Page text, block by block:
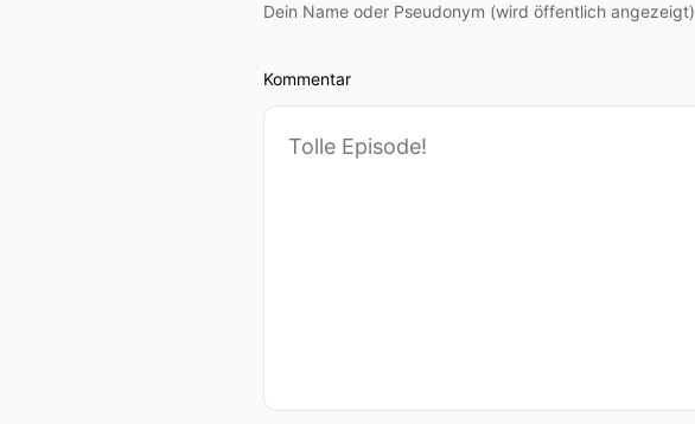
Dein Name oder Pseudonym (wird öffentlich angezeigt)
Kommentar